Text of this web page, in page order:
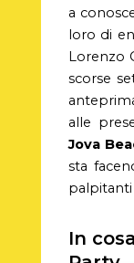
a
loro di
Lorenzo
scorse
alle
Jova
sta
palpitanti
In